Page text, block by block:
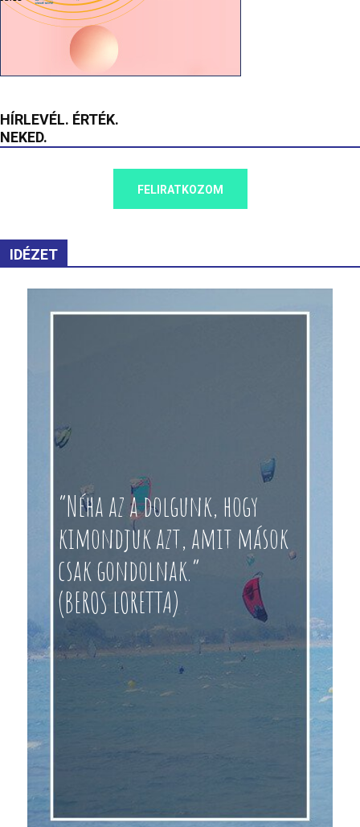
HÍRLEVÉL. ÉRTÉK.
NEKED.
FELIRATKOZOM
IDÉZET
“Néha az a dolgunk, hogy
kimondjuk azt, amit mások
csak gondolnak.”
(BEROS LORETTA)